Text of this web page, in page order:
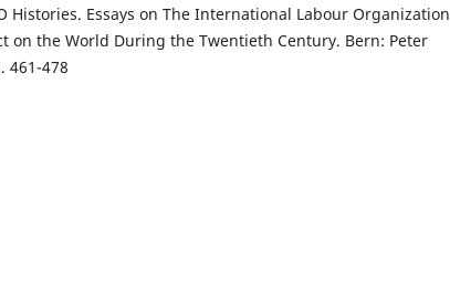
Histories. Essays on The International Labour Organization
on the World During the Twentieth Century. Bern: Peter
461-478